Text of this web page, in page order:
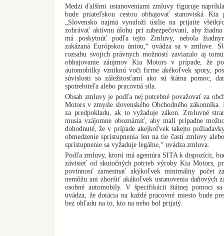
Medzi ďalšími ustanoveniami zmluvy figuruje
bude priateľskou cestou obhajovať stanoviská Kia
„Slovensko najmä vynaloží úsilie na prijatie
zohrávať aktívnu úlohu pri zabezpečovaní, aby
má poskytnúť podľa tejto Zmluvy, nebola
zakázaná Európskou úniou,“ uvádza sa v zmluve.
rozsahu svojich právnych možností zaviazalo aj
obhajovanie záujmov Kia Motors v prípade, že
automobilky vzniknú voči firme akékoľvek spory,
súvislosti so záležitosťami ako sú štátna pomoc,
spotrebiteľa alebo pracovná sila.
Obsah zmluvy je podľa nej potrebné považovať za
Motors v zmysle slovenského Obchodného
za predpokladu, ak to vyžaduje zákon. Zmluvné
musia vzájomne oboznámiť, aby mali prípadne
dohodnuté, že v prípade akejkoľvek takejto
obmedzenie sprístupnenia len na tie časti zmluvy
sprístupnenie sa vyžaduje legálne,“ uvádza zmluva.
Podľa zmluvy, ktorú má agentúra SITA k dispozícii,
závisieť od skutočných potrieb výroby Kia Motors,
povinnosť zamestnať akýkoľvek minimálny počet
nemôžu ani zhoršiť akákoľvek ustanovenia daňových
osobné automobily. V špecifikácii štátnej pomoci
uvádza, že dotácia na každé pracovné miesto bude
bez ohľadu na to, kto na neho bol prijatý.